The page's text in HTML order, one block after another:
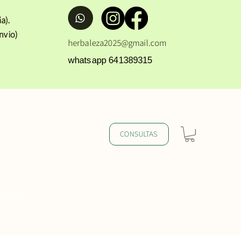
CONSULTAS
herbaleza2025@gmail.com
whatsapp 641389315